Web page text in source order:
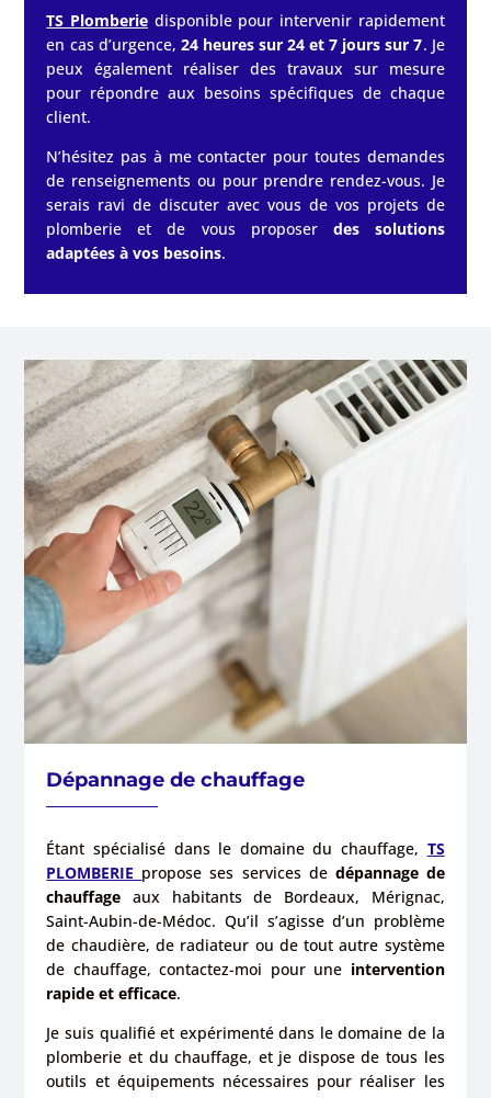
TS Plomberie disponible pour intervenir rapidement
en cas d’urgence, 24 heures sur 24 et 7 jours sur 7. Je
peux également réaliser des travaux sur mesure
pour répondre aux besoins spécifiques de chaque
client.
N’hésitez pas à me contacter pour toutes demandes
de renseignements ou pour prendre rendez-vous. Je
serais ravi de discuter avec vous de vos projets de
plomberie et de vous proposer des solutions
adaptées à vos besoins.
Dépannage de chauffage
Étant spécialisé dans le domaine du chauffage, TS
PLOMBERIE propose ses services de dépannage de
chauffageaux habitants de Bordeaux, Mérignac,
Saint-Aubin-de-Médoc. Qu’il s’agisse d’un problème
de chaudière, de radiateur ou de tout autre système
de chauffage, contactez-moi pour une intervention
rapide et efficace.
Je suis qualifié et expérimenté dans le domaine de la
plomberie et du chauffage, et je dispose de tous les
outils et équipements nécessaires pour réaliser les